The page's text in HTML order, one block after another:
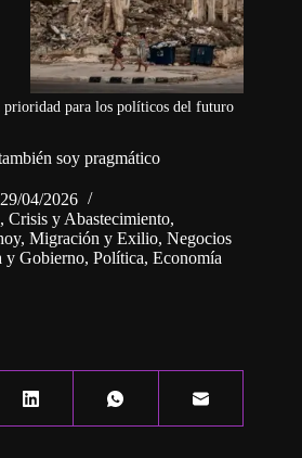
prioridad para los políticos del futuro
soy pragmático
29/04/2026
, Crisis y Abastecimiento,
, Migración y Exilio, Negocios
y Gobierno, Política, Economía